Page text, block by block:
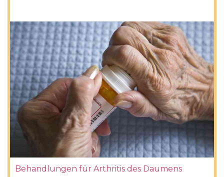
Behandlungen für Arthritis des Daumens